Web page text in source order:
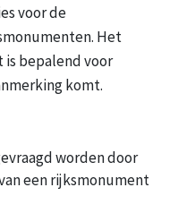
voor de
Het
bepalend voor
komt.
worden door
een rijksmonument